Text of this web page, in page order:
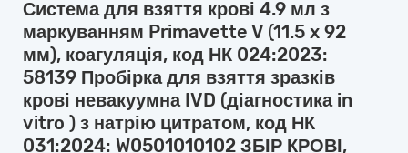
Система для взяття крові 4.9 мл з
маркуванням Primavette V (11.5 x 92
мм), коагуляція, код НК 024:2023:
58139 Пробірка для взяття зразків
крові невакуумна IVD (діагностика in
vitro ) з натрію цитратом, код НК
031:2024: W0501010102 ЗБІР КРОВІ,